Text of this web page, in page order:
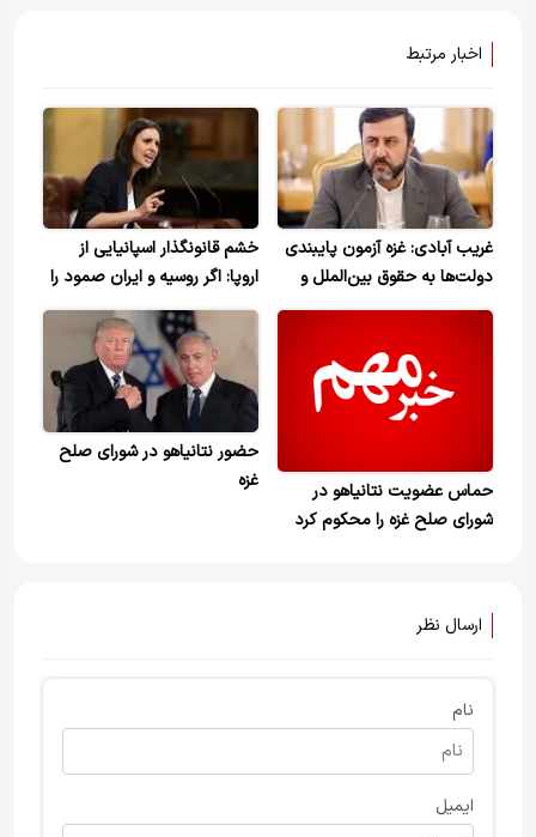
اخبار مرتبط
غریب آبادی: غزه آزمون پایبندی
دولت‌ها به حقوق بین‌الملل و
اصول انسانی است
خشم قانونگذار اسپانیایی از
اروپا: اگر روسیه و ایران صمود را
می‌ربودند، چه رفتاری داشتید؟
حماس عضویت نتانیاهو در
شورای صلح غزه را محکوم کرد
حضور نتانیاهو در شورای صلح
غزه
ارسال نظر
نام
ایمیل